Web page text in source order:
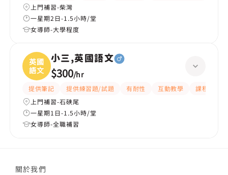
上門補習-柴灣
一星期2日-1.5小時/堂
女導師-大學程度
英國
語文
小三,英國語文
$300/hr
提供筆記 提供練習題/試題 有耐性 互動教學
課程設計
上門補習-石硤尾
一星期1日-1.5小時/堂
女導師-全職補習
關於我們